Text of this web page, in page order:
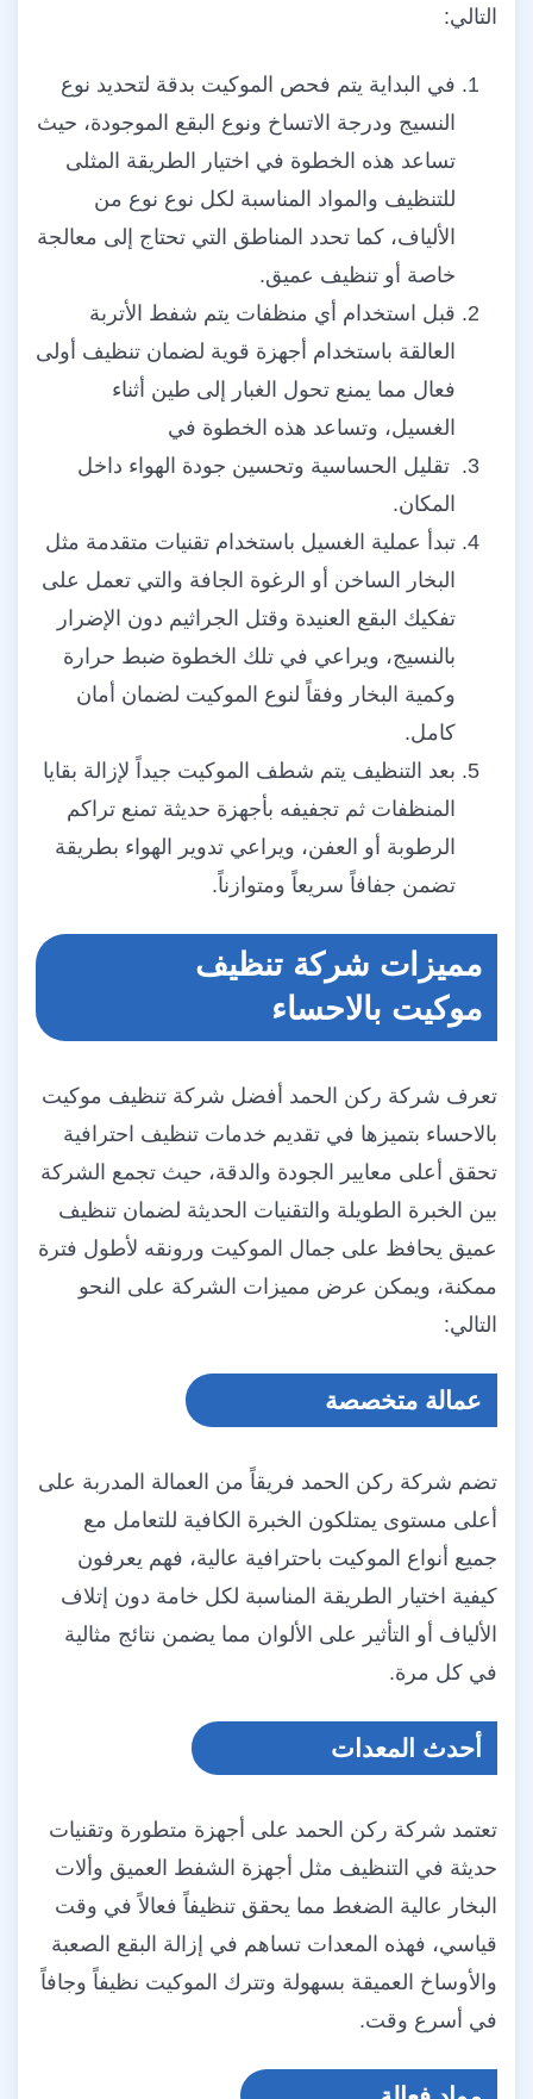
التالي:
في البداية يتم فحص الموكيت بدقة لتحديد نوع
النسيج ودرجة الاتساخ ونوع البقع الموجودة، حيث
تساعد هذه الخطوة في اختيار الطريقة المثلى
للتنظيف والمواد المناسبة لكل نوع نوع من
الألياف، كما تحدد المناطق التي تحتاج إلى معالجة
خاصة أو تنظيف عميق.
قبل استخدام أي منظفات يتم شفط الأتربة
العالقة باستخدام أجهزة قوية لضمان تنظيف أولى
فعال مما يمنع تحول الغبار إلى طين أثناء
الغسيل، وتساعد هذه الخطوة في
تقليل الحساسية وتحسين جودة الهواء داخل
المكان.
تبدأ عملية الغسيل باستخدام تقنيات متقدمة مثل
البخار الساخن أو الرغوة الجافة والتي تعمل على
تفكيك البقع العنيدة وقتل الجراثيم دون الإضرار
بالنسيج، ويراعي في تلك الخطوة ضبط حرارة
وكمية البخار وفقاً لنوع الموكيت لضمان أمان
كامل.
بعد التنظيف يتم شطف الموكيت جيداً لإزالة بقايا
المنظفات ثم تجفيفه بأجهزة حديثة تمنع تراكم
الرطوبة أو العفن، ويراعي تدوير الهواء بطريقة
تضمن جفافاً سريعاً ومتوازناً.
مميزات شركة تنظيف
موكيت بالاحساء
تعرف شركة ركن الحمد أفضل شركة تنظيف موكيت
بالاحساء بتميزها في تقديم خدمات تنظيف احترافية
تحقق أعلى معايير الجودة والدقة، حيث تجمع الشركة
بين الخبرة الطويلة والتقنيات الحديثة لضمان تنظيف
عميق يحافظ على جمال الموكيت ورونقه لأطول فترة
ممكنة، ويمكن عرض مميزات الشركة على النحو
التالي:
عمالة متخصصة
تضم شركة ركن الحمد فريقاً من العمالة المدربة على
أعلى مستوى يمتلكون الخبرة الكافية للتعامل مع
جميع أنواع الموكيت باحترافية عالية، فهم يعرفون
كيفية اختيار الطريقة المناسبة لكل خامة دون إتلاف
الألياف أو التأثير على الألوان مما يضمن نتائج مثالية
في كل مرة.
أحدث المعدات
تعتمد شركة ركن الحمد على أجهزة متطورة وتقنيات
حديثة في التنظيف مثل أجهزة الشفط العميق وألات
البخار عالية الضغط مما يحقق تنظيفاً فعالاً في وقت
قياسي، فهذه المعدات تساهم في إزالة البقع الصعبة
والأوساخ العميقة بسهولة وتترك الموكيت نظيفاً وجافاً
في أسرع وقت.